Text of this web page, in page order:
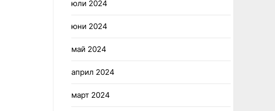
юли 2024
юни 2024
май 2024
април 2024
март 2024